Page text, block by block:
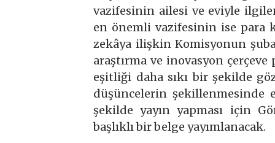
vazifesinin ailesi ve eviyle
en önemli vazifesinin ise para
zekâya ilişkin Komisyonun
araştırma ve inovasyon
eşitliği daha sıkı bir şekilde
düşüncelerin şekillenmesinde
şekilde yayın yapması için
başlıklı bir belge yayımlanacak.